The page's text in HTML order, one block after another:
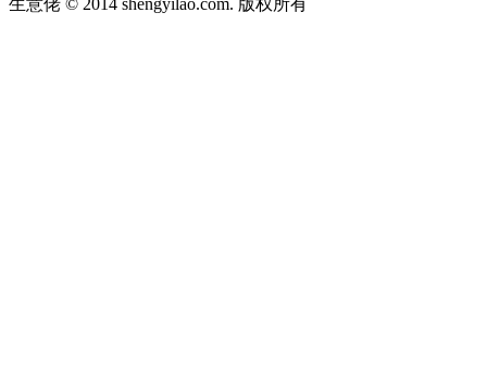
生意佬 © 2014 shengyilao.com. 版权所有